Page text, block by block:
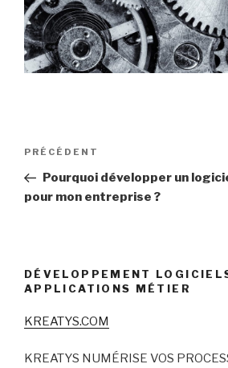
Navigation
l’article
Article
précédent
PRÉCÉDENT
Pourquoi développer un
pour mon entreprise ?
DÉVELOPPEMENT
APPLICATIONS MÉTIER
KREATYS.COM
KREATYS NUMÉRISE VOS